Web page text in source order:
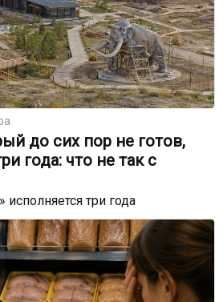
до сих пор не готов,
года: что не так с
исполняется три года